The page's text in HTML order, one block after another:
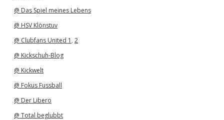
@ Das Spiel meines Lebens
@ HSV Klönstuv
@ Clubfans United 1 , 2
@ Kickschuh-Blog
@ Kickwelt
@ Fokus Fussball
@ Der Libero
@ Total beglubbt